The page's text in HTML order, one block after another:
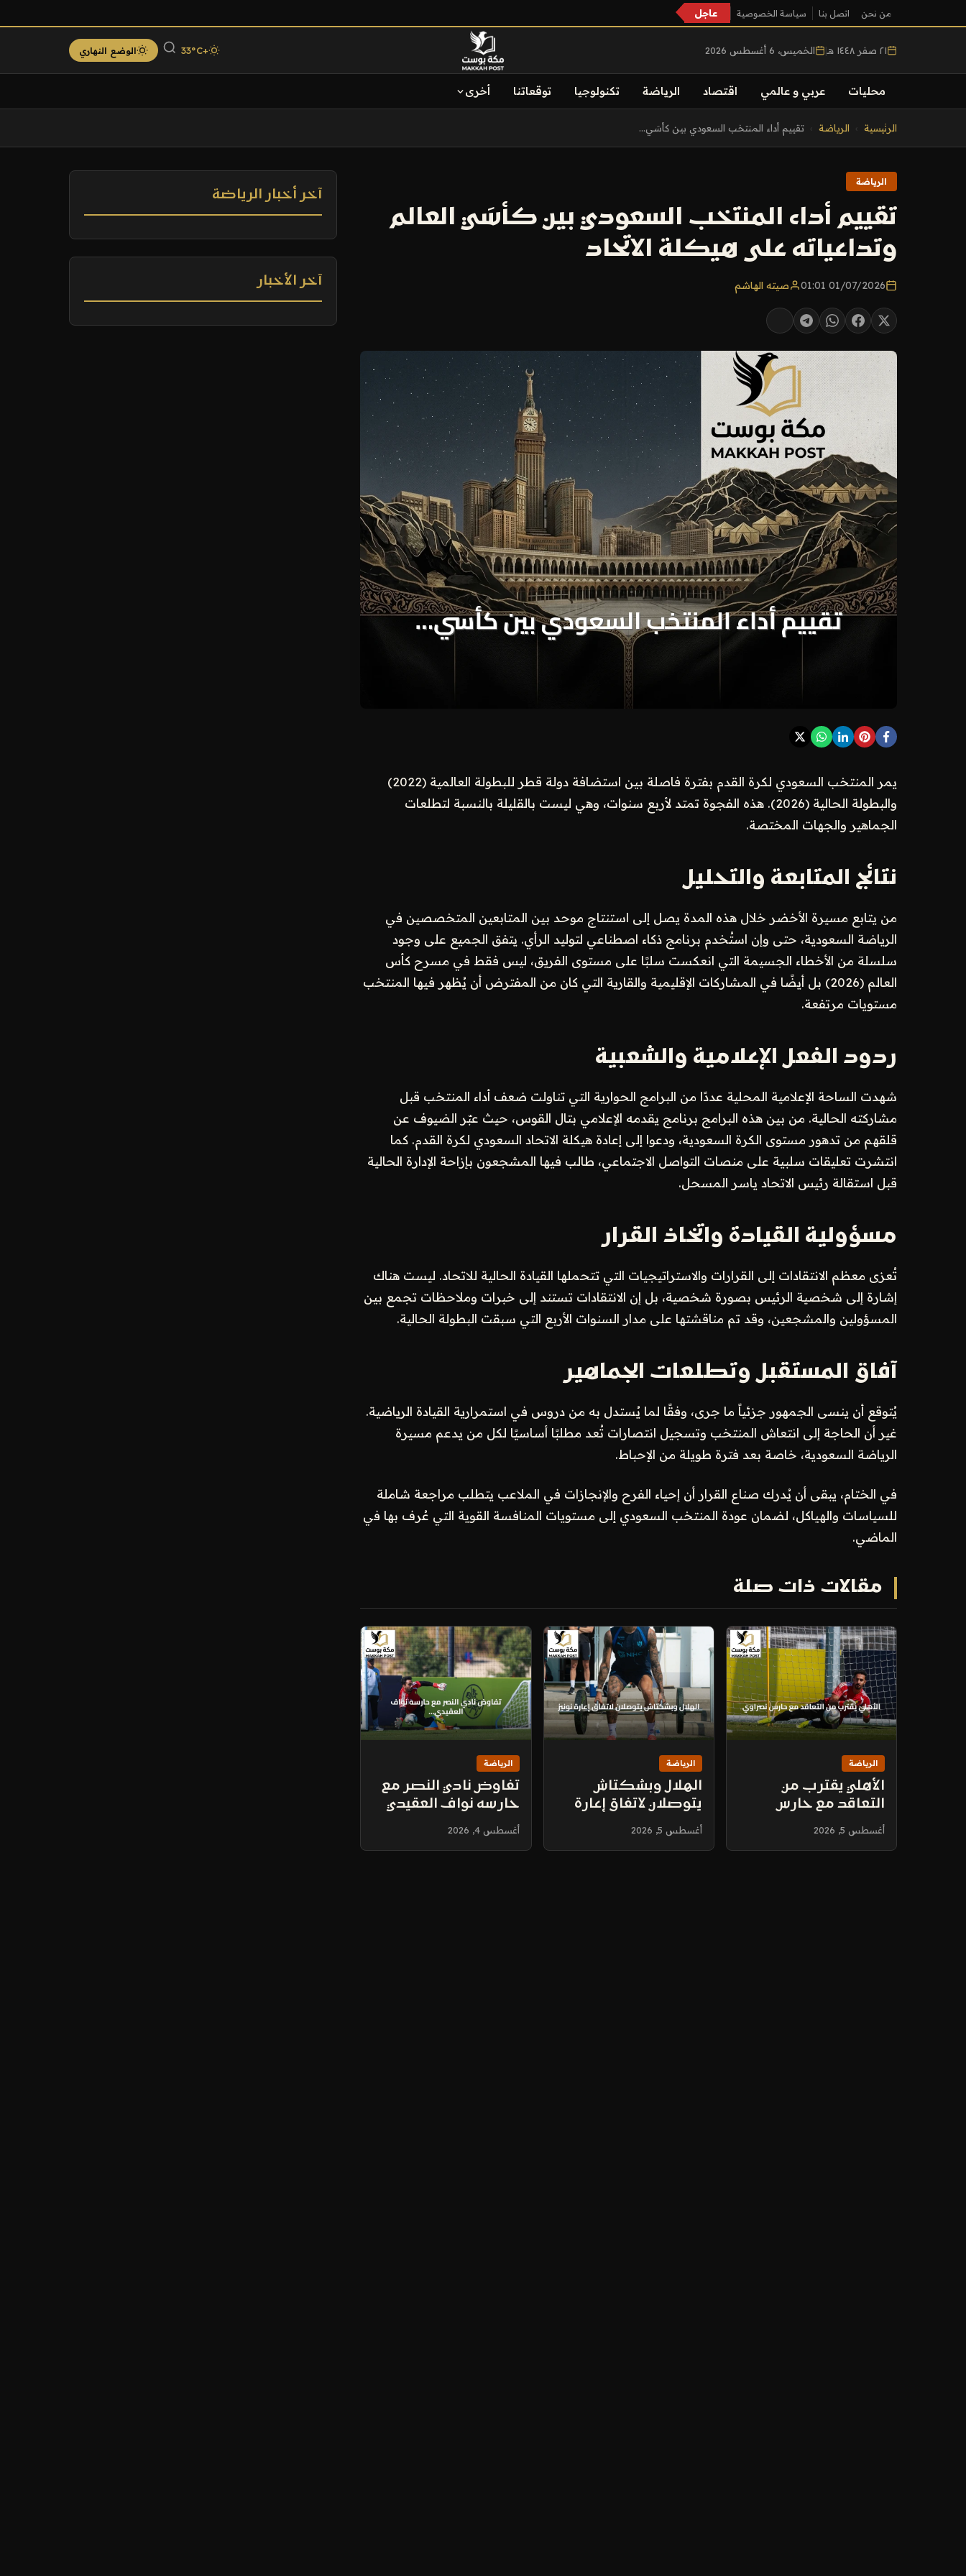
من نحن اتصل بنا سياسة الخصوصية عاجل
٢١ صفر ١٤٤٨ هـ | الخميس، 6 أغسطس 2026 +33°C الوضع النهاري
محليات عربي و عالمي اقتصاد الرياضة تكنولوجيا توقعاتنا أخرى
الرئيسية الرياضة تقييم أداء المنتخب السعودي بين كأسَي...
الرياضة
تقييم أداء المنتخب السعودي بين كأسَي العالم
وتداعياته على هيكلة الاتحاد
01/07/2026 01:01 صيته الهاشم
يمر المنتخب السعودي لكرة القدم بفترة فاصلة بين استضافة دولة قطر للبطولة العالمية (2022)
والبطولة الحالية (2026). هذه الفجوة تمتد لأربع سنوات، وهي ليست بالقليلة بالنسبة لتطلعات
الجماهير والجهات المختصة.
نتائج المتابعة والتحليل
من يتابع مسيرة الأخضر خلال هذه المدة يصل إلى استنتاج موحد بين المتابعين المتخصصين في
الرياضة السعودية، حتى وإن استُخدم برنامج ذكاء اصطناعي لتوليد الرأي. يتفق الجميع على وجود
سلسلة من الأخطاء الجسيمة التي انعكست سلبًا على مستوى الفريق، ليس فقط في مسرح كأس
العالم (2026) بل أيضًا في المشاركات الإقليمية والقارية التي كان من المفترض أن يُظهر فيها المنتخب
مستويات مرتفعة.
ردود الفعل الإعلامية والشعبية
شهدت الساحة الإعلامية المحلية عددًا من البرامج الحوارية التي تناولت ضعف أداء المنتخب قبل
مشاركته الحالية. من بين هذه البرامج برنامج يقدمه الإعلامي بتال القوس، حيث عبّر الضيوف عن
قلقهم من تدهور مستوى الكرة السعودية، ودعوا إلى إعادة هيكلة الاتحاد السعودي لكرة القدم. كما
انتشرت تعليقات سلبية على منصات التواصل الاجتماعي، طالب فيها المشجعون بإزاحة الإدارة الحالية
قبل استقالة رئيس الاتحاد ياسر المسحل.
مسؤولية القيادة واتخاذ القرار
تُعزى معظم الانتقادات إلى القرارات والاستراتيجيات التي تتحملها القيادة الحالية للاتحاد. ليست هناك
إشارة إلى شخصية الرئيس بصورة شخصية، بل إن الانتقادات تستند إلى خبرات وملاحظات تجمع بين
المسؤولين والمشجعين، وقد تم مناقشتها على مدار السنوات الأربع التي سبقت البطولة الحالية.
آفاق المستقبل وتطلعات الجماهير
يُتوقع أن ينسى الجمهور جزئياً ما جرى، وفقًا لما يُستدل به من دروس في استمرارية القيادة الرياضية.
غير أن الحاجة إلى انتعاش المنتخب وتسجيل انتصارات تُعد مطلبًا أساسيًا لكل من يدعم مسيرة
الرياضة السعودية، خاصة بعد فترة طويلة من الإحباط.
في الختام، يبقى أن يُدرك صناع القرار أن إحياء الفرح والإنجازات في الملاعب يتطلب مراجعة شاملة
للسياسات والهياكل، لضمان عودة المنتخب السعودي إلى مستويات المنافسة القوية التي عُرف بها في
الماضي.
مقالات ذات صلة
الرياضة
الأهلي يقترب من
التعاقد مع حارس
نصراوي
أغسطس 5, 2026
الرياضة
الهلال وبشكتاش
يتوصلان لاتفاق إعارة
نونيز
أغسطس 5, 2026
الرياضة
تفاوض نادي النصر مع
حارسه نواف العقيدي
وتقييم خيارات التجديد
أغسطس 4, 2026
آخر أخبار الرياضة
آخر الأخبار